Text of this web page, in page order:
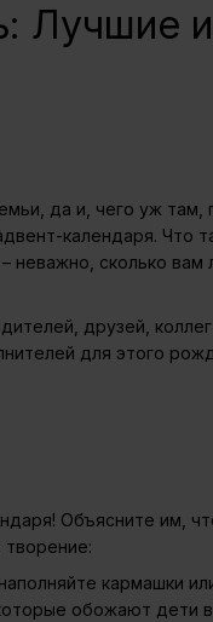
Лучшие
да и, чего уж
календаря. Что
сколько вам
друзей,
для этого
Объясните им,
кармашки
обожают дети